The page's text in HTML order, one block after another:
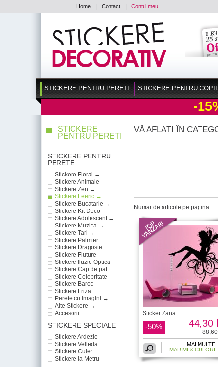
Home Contact Contul meu
STICKERE PENTRU PERETI STICKERE PENTRU COPII
-
STICKERE
PENTRU PERETI
STICKERE PENTRU
PERETE
Stickere Floral →
Stickere Animale
Stickere Zen →
Stickere Feeric →
Stickere Bucatarie →
Stickere Kit Deco
Stickere Adolescent →
Stickere Muzica →
Stickere Tari →
Stickere Palmier
Stickere Dragoste
Stickere Fluture
Stickere Iluzie Optica
Stickere Cap de pat
Stickere Celebritate
Stickere Baroc
Stickere Friza
Perete cu Imagini →
Alte Stickere →
Accesorii
STICKERE SPECIALE
Stickere Ardezie
Stickere Velleda
Stickere Cuier
Stickere la Metru
VĂ AFLAȚI ÎN
Numar de articole pe pagina :
Sticker Zana
-50% 44,30
MAI MULTE
MARIMI & CULORI